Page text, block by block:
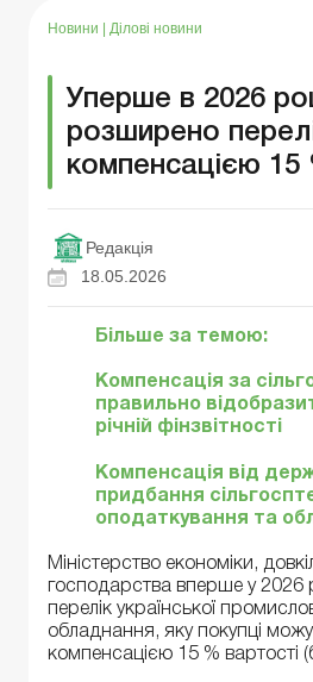
Новини Ділові новини
Уперше в 2026
розширено
компенсацією 15
Редакція
18.05.2026
Більше за темою:
Компенсація за
правильно
річній фінзвітності
Компенсація від
придбання
оподаткування та
Міністерство економіки,
господарства вперше у 2026
перелік української
обладнання, яку покупці
компенсацією 15 % вартості